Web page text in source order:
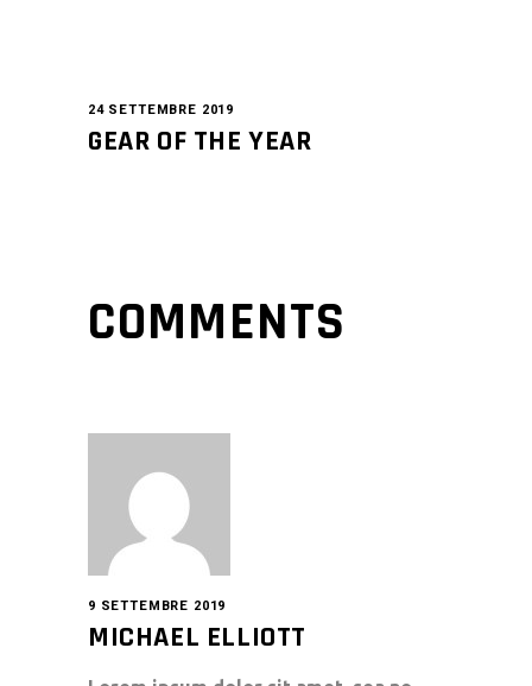
24 SETTEMBRE 2019
GEAR OF THE YEAR
COMMENTS
9 SETTEMBRE 2019
MICHAEL ELLIOTT